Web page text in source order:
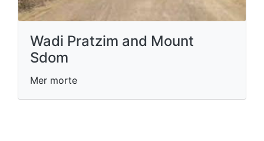
Wadi Pratzim and Mount
Sdom
Mer morte